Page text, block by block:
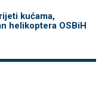
kućama,
helikoptera OSBiH